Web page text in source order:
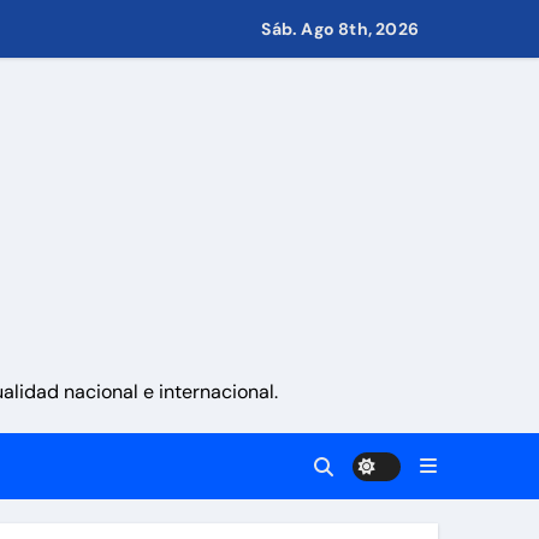
las restricciones
Sáb. Ago 8th, 2026
nacional e internacional.